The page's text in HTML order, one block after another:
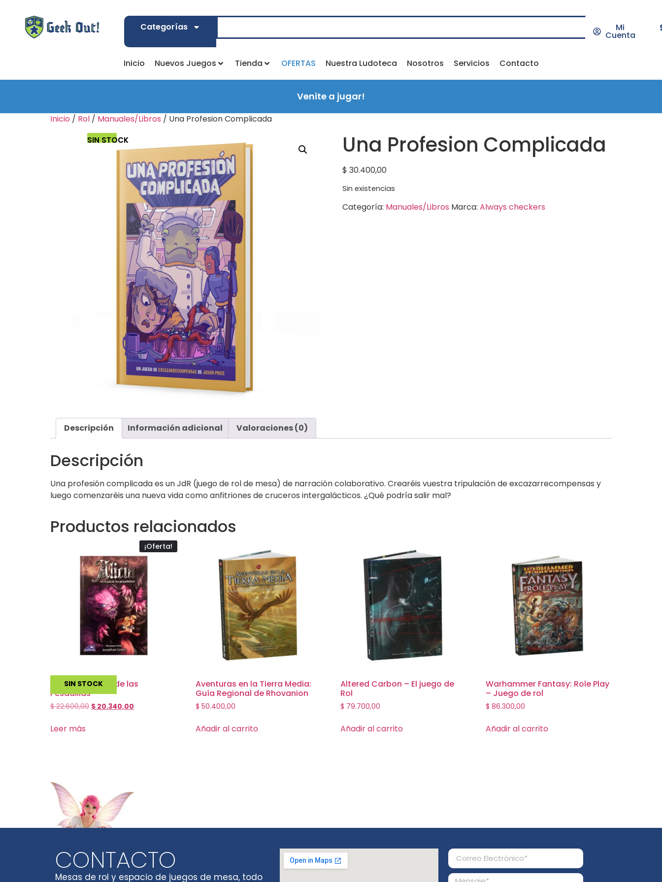
Categorías Mi
Cuenta
Inicio Nuevos Juegos Tienda OFERTAS Nuestra Ludoteca Nosotros Servicios Contacto
Venite a jugar!
Inicio / Rol / Manuales/Libros / Una Profesion Complicada
SIN STOCK Una Profesion Complicada
$ 30.400,00
Sin existencias
Categoría: Manuales/Libros Marca: Always checkers
Descripción Información adicional Valoraciones (0)
Descripción
Una profesión complicadaes un JdR (juego de rol de mesa) de narración colaborativo. Crearéis vuestra tripulación de excazarrecompensas y
luego comenzaréis una nueva vida como anfitriones de cruceros intergalácticos. ¿Qué podría salir mal?
Productos relacionados
¡Oferta!
SIN STOCK
Alicia en el país de las
Pesadillas
$22.600,00 $ 20.340,00
Leer más
Aventuras en la Tierra Media:
Guía Regional de Rhovanion
$ 50.400,00
Añadir al carrito
Altered Carbon – El juego de
Rol
$ 79.700,00
Añadir al carrito
Warhammer Fantasy: Role Play
– Juego de rol
$ 86.300,00
Añadir al carrito
CONTACTO
Mesas de rol y espacio de juegos de mesa, todo